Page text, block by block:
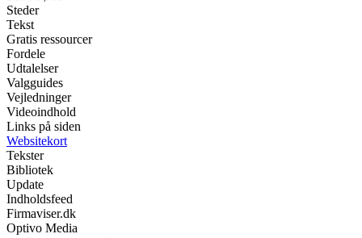
Steder
Tekst
Gratis ressourcer
Fordele
Udtalelser
Valgguides
Vejledninger
Videoindhold
Links på siden
Websitekort
Tekster
Bibliotek
Update
Indholdsfeed
Firmaviser.dk
Optivo Media